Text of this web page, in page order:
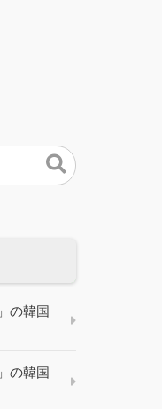
の韓国
の韓国